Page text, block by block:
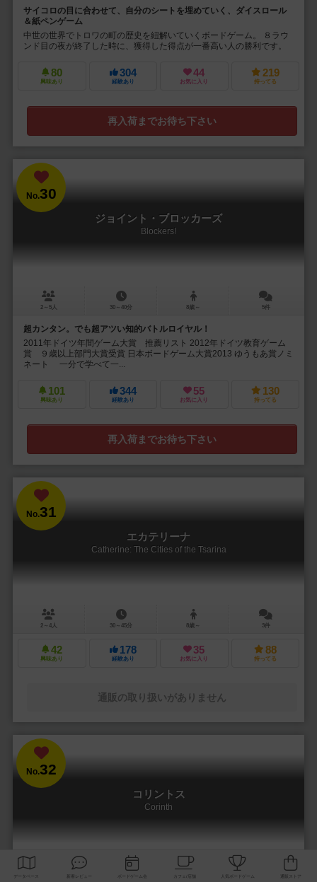
サイコロの目に合わせて、自分のシートを埋めていく、ダイスロール
＆紙ペンゲーム
中世の世界でトロワの町の歴史を紐解いていくボードゲーム。 ８ラウ
ンド目の夜が終了した時に、獲得した得点が一番高い人の勝利です。
80
興味あり
304
経験あり
44
お気に入り
219
持ってる
再入荷までお待ち下さい
No.30
ジョイント・ブロッカーズ
Blockers!
2～5人 30～40分 8歳～ 5件
超カンタン。でも超アツい知的バトルロイヤル！
2011年ドイツ年間ゲーム大賞 推薦リスト 2012年ドイツ教育ゲーム
賞 ９歳以上部門大賞受賞 日本ボードゲーム大賞2013 ゆうもあ賞ノミ
ネート 一分で学べて一...
101
興味あり
344
経験あり
55
お気に入り
130
持ってる
再入荷までお待ち下さい
No.31
エカテリーナ
Catherine: The Cities of the Tsarina
2～4人 30～45分 8歳～ 3件
42
興味あり
178
経験あり
35
お気に入り
88
持ってる
通販の取り扱いがありません
No.32
コリントス
Corinth